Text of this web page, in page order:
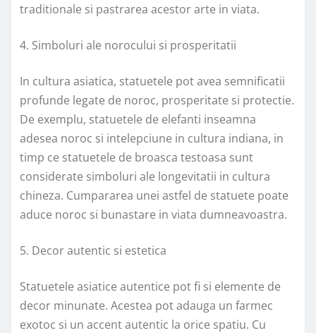
traditionale si pastrarea acestor arte in viata.
4. Simboluri ale norocului si prosperitatii
In cultura asiatica, statuetele pot avea semnificatii
profunde legate de noroc, prosperitate si protectie.
De exemplu, statuetele de elefanti inseamna
adesea noroc si intelepciune in cultura indiana, in
timp ce statuetele de broasca testoasa sunt
considerate simboluri ale longevitatii in cultura
chineza. Cumpararea unei astfel de statuete poate
aduce noroc si bunastare in viata dumneavoastra.
5. Decor autentic si estetica
Statuetele asiatice autentice pot fi si elemente de
decor minunate. Acestea pot adauga un farmec
exotoc si un accent autentic la orice spatiu. Cu